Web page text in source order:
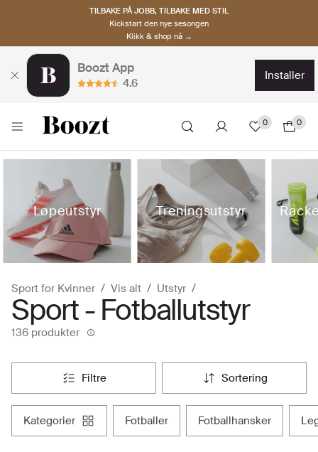
TILBAKE PÅ JOBB, TILBAKE MED STIL
Kickstart den nye sesongen
Klikk & shop nå →
Boozt App
4.6
installer
0 0
Løpeutstyr Treningsutstyr
Sport for Kvinner Vis alt Utstyr
Sport - Fotballutstyr
136 produkter
filtre sortering
kategorier fotballer fotballhansker